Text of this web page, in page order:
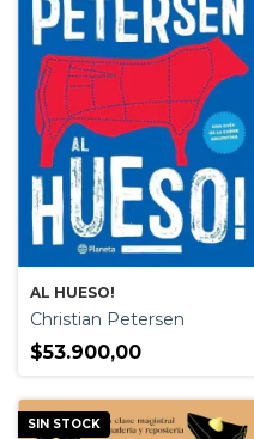
AL HUESO!
Christian Petersen
$53.900,00
SIN STOCK